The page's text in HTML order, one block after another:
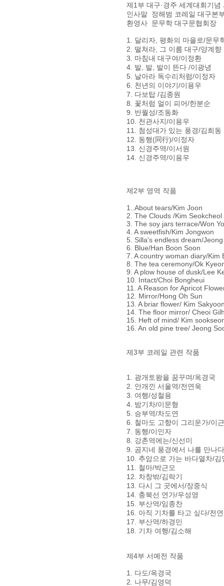
제1부 대구·경주 세계대회기념
인사말 정해범 코레일 대구본
환영사 문무학 대구문협회장
1. 달리자, 평화의 마을로/문무
2. 떨쳐라, 그 이름 대구/양계향
3. 마침내 대구여/이정환
4. 발, 발, 발이 뜬다 /이광녕
5. 날아라 독수리처럼/이정자
6. 천년의 이야기/이용우
7. 다보탑 /김종원
8. 꽃처럼 얼이 피어/한분순
9. 반월성/조동화
10. 천관사지/이용우
11. 첨성대가 있는 풍경/김
12. 동행(同行)/이정자
13. 신경주역/이서원
14. 신경주역/이용우
제2부 영역 작품
1..About tears/Kim Joon
2. The Clouds /Kim Seokcheol
3. The soy jars terrace/Won
4. A sweetfish/Kim Jongwon
5. Silla's endless dream/
6. Blue/Han Boon Soon
7. A country woman diary/Kim
8. The tea ceremony/Ok
9. A plow house of dusk/Lee
10. Intact/Choi Bongheui
11. A Reason for Apricot
12. Mirror/Hong Oh Sun
13. A briar flower/ Kim
14. The floor mirror/ Cheoi
15. Heft of mind/ Kim
16. An old pine tree/ Jeong
제3부 코레일 관련 작품
1. 광개토왕을 꿈꾸며/옥경국
2. 안개낀 서울역/전연욱
3. 여행/성철용
4. 밤기차/이문형
5. 승부역/차도연
6. 철마도 고향이 그리운가/이
7. 동행/이인자
8. 강촌역에는/신선미
9. 곰지네 풍경에서 나를 만나
10. 추암으로 가는 바다열차/김
11. 철마/박근모
12. 차창밖/김락기
13. 다시 그 곳에서/장중식
14. 충북선 연가/우성영
15. 부산역/임종찬
16. 아직 기차를 타고 싶다/전
17. 부산역/하경민
18. 기차 여행/김소해
제4부 서예전 작품
1. 다도/옥경국
2. 나무/김영덕